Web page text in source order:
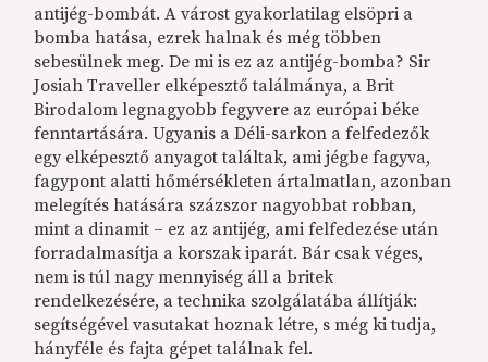
antijég-bombát. A várost gyakorlatilag elsöpri a
bomba hatása, ezrek halnak és még többen
sebesülnek meg. De mi is ez az antijég-bomba? Sir
Josiah Traveller elképesztő találmánya, a Brit
Birodalom legnagyobb fegyvere az európai béke
fenntartására. Ugyanis a Déli-sarkon a felfedezők
egy elképesztő anyagot találtak, ami jégbe fagyva,
fagypont alatti hőmérsékleten ártalmatlan, azonban
melegítés hatására százszor nagyobbat robban,
mint a dinamit – ez az antijég, ami felfedezése után
forradalmasítja a korszak iparát. Bár csak véges,
nem is túl nagy mennyiség áll a britek
rendelkezésére, a technika szolgálatába állítják:
segítségével vasutakat hoznak létre, s még ki tudja,
hányféle és fajta gépet találnak fel.